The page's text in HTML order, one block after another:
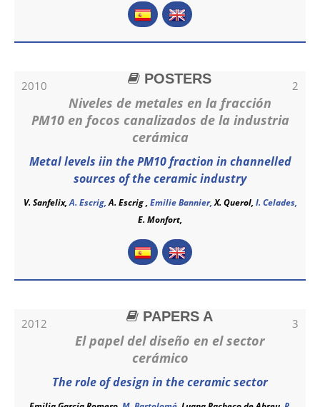
2010 2
POSTERS
Niveles de metales en la fracción
PM10 en focos canalizados de la industria
cerámica
Metal levels iin the PM10 fraction in channelled
sources of the ceramic industry
V. Sanfelix,A. Escrig,A. Escrig, Emilie Bannier,X. Querol, I. Celades,
E. Monfort,
2012 3
PAPERS A
El papel del diseño en el sector
cerámico
The role of design in the ceramic sector